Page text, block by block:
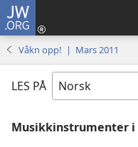
JW.ORG
Våkn opp! | Mars 2011
LES PÅ
Musikkinstrumenter